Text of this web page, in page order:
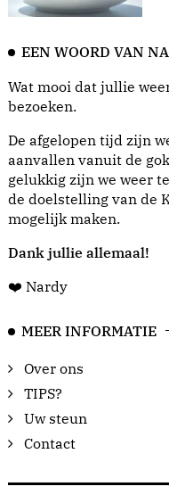
EEN WOORD VAN
Wat mooi dat jullie
bezoeken.
De afgelopen tijd zijn
aanvallen vanuit de
gelukkig zijn we weer
de doelstelling van de
mogelijk maken.
Dank jullie allemaal!
❤️ Nardy
MEER INFORMATIE
Over ons
TIPS?
Uw steun
Contact